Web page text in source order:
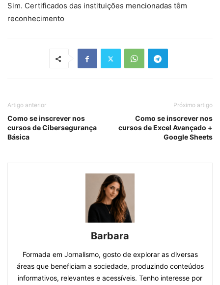
Sim. Certificados das instituições mencionadas têm
reconhecimento
Artigo anterior
Como se inscrever nos
cursos de Cibersegurança
Básica
Próximo artigo
Como se inscrever nos
cursos de Excel Avançado +
Google Sheets
Barbara
Formada em Jornalismo, gosto de explorar as diversas
áreas que beneficiam a sociedade, produzindo conteúdos
informativos, relevantes e acessíveis. Tenho interesse por